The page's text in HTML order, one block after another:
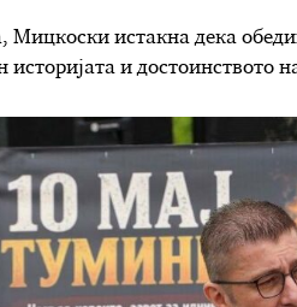
Мицкоски истакна дека
историјата и достоинството